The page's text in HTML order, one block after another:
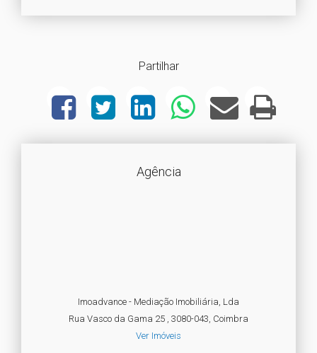
Partilhar
Agência
Imoadvance - Mediação Imobiliária, Lda
Rua Vasco da Gama 25 , 3080-043, Coimbra
Ver Imóveis